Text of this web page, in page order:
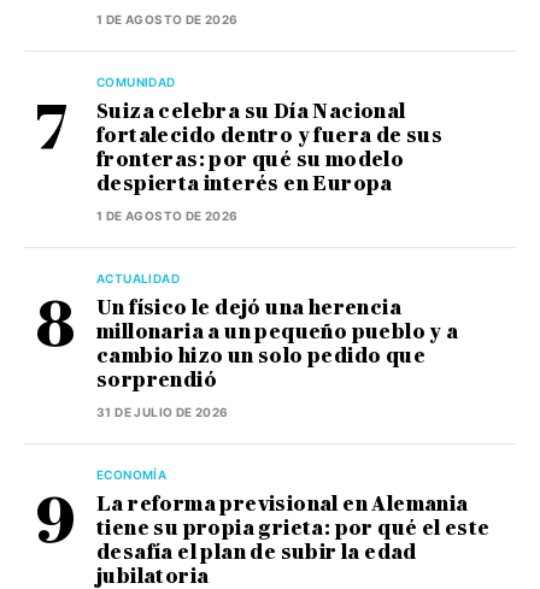
1 DE AGOSTO DE 2026
COMUNIDAD
Suiza celebra su Día Nacional
fortalecido dentro y fuera de sus
fronteras: por qué su modelo
despierta interés en Europa
1 DE AGOSTO DE 2026
ACTUALIDAD
Un físico le dejó una herencia
millonaria a un pequeño pueblo y a
cambio hizo un solo pedido que
sorprendió
31 DE JULIO DE 2026
ECONOMÍA
La reforma previsional en Alemania
tiene su propia grieta: por qué el este
desafía el plan de subir la edad
jubilatoria